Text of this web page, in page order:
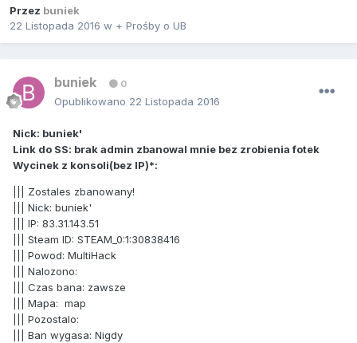
Przez buniek
22 Listopada 2016 w + Prośby o UB
buniek 0
Opublikowano 22 Listopada 2016
Nick: buniek'
Link do SS: brak admin zbanowal mnie bez zrobienia fotek
Wycinek z konsoli(bez IP)*:
||| Zostales zbanowany!
||| Nick: buniek'
||| IP: 83.31.143.51
||| Steam ID: STEAM_0:1:30838416
||| Powod: MultiHack
||| Nalozono:
||| Czas bana: zawsze
||| Mapa: map
||| Pozostalo:
||| Ban wygasa: Nigdy